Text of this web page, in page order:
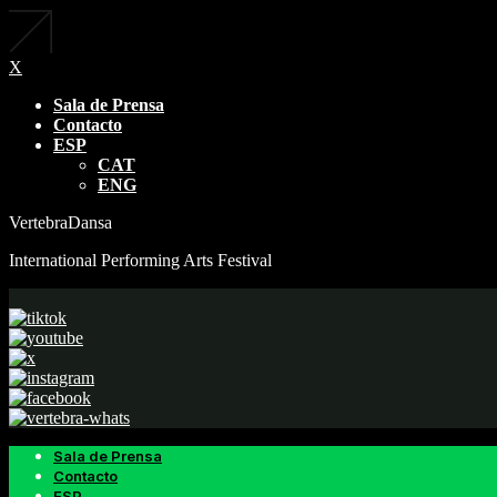
X
Sala de Prensa
Contacto
ESP
CAT
ENG
VertebraDansa
International Performing Arts Festival
Sala de Prensa
Contacto